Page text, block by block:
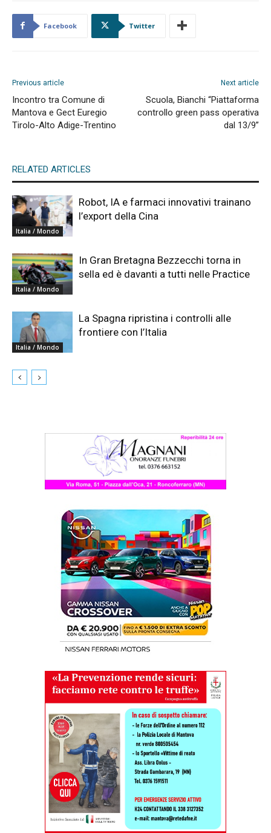
Facebook Twitter
Previous article
Incontro tra Comune di
Mantova e Gect Euregio
Tirolo-Alto Adige-Trentino
Next article
Scuola, Bianchi “Piattaforma
controllo green pass operativa
dal 13/9”
RELATED ARTICLES
Italia / Mondo
Robot, IA e farmaci innovativi trainano
l’export della Cina
Italia / Mondo
In Gran Bretagna Bezzecchi torna in
sella ed è davanti a tutti nelle Practice
Italia / Mondo
La Spagna ripristina i controlli alle
frontiere con l’Italia